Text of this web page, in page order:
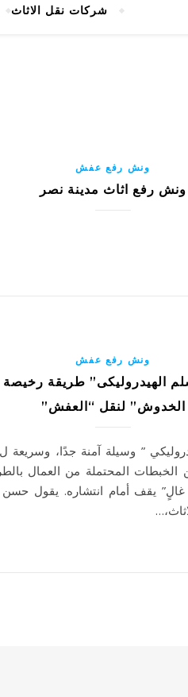
شركات نقل الاثاث
ونش رفع عفش
ونش رفع اثاث مدينة نصر
ونش رفع عفش
الهيدروليكى” طريقة
الخدوش” لنقل “العفش”
” وسيلة آمنة جدًا، وسريعة
المحتملة من العمال
غالٍ” يقف أمام انتشاره. يقول